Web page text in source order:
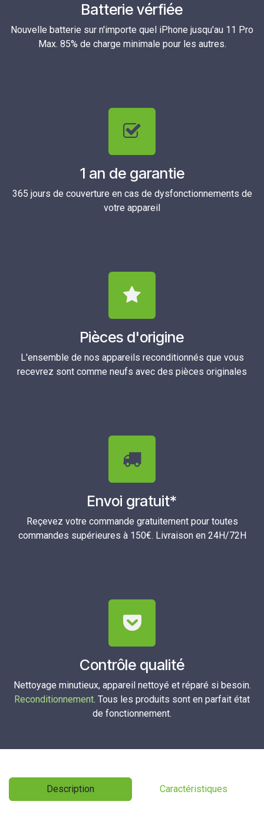
Batterie vérfiée
Nouvelle batterie sur n'importe quel iPhone jusqu'au 11 Pro
Max. 85% de charge minimale pour les autres.
1 an de garantie
365 jours de couverture en cas de dysfonctionnements de
votre appareil
Pièces d'origine
L'ensemble de nos appareils reconditionnés que vous
recevrez sont comme neufs avec des pièces originales
Envoi gratuit*
Reçevez votre commande gratuitement pour toutes
commandes supérieures à 150€. Livraison en 24H/72H
Contrôle qualité
Nettoyage minutieux, appareil nettoyé et réparé si besoin.
Reconditionnement. Tous les produits sont en parfait état
de fonctionnement.
Description Caractéristiques